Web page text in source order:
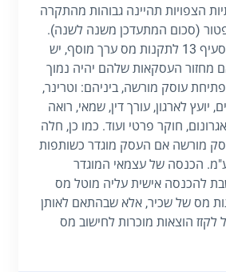
הצפויות תהיינה גבוהות מהתקרה
(סכום המתעדכן משנה לשנה).
יחד עם זאת, על-פי סעיף 13 לתקנות מס ערך מוסף, יש
מחזור העסקאות שלהם יהיה נמוך
עוסק מורשה, ביניהם: וטרינר,
יועץ לארגון, עורך דין, שמאי, רואה
חוקר פרטי ועוד. כמו כן, חלה
מורשה אם העסק מוגדר כשותפות
הכנסה של עצמאי המוגדר
להכנסה אישית עליה מוטל מס
מס של שכיר, אלא שבהתאם לאותן
לקזז הוצאות מוכרות לחישוב מס